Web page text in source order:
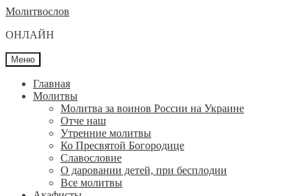
Перейти
навигации
Перейти
содержимому
Молитвослов
ОНЛАЙН
Меню
Главная
Молитвы
Молитва за воинов России на Украине
Отче наш
Утренние молитвы
Ко Пресвятой Богородице
Славословие
О даровании детей, при бесплодии
Вcе молитвы